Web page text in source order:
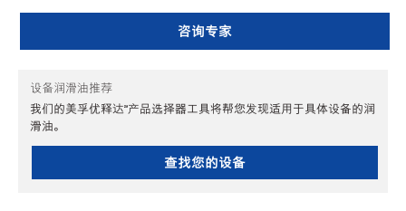
咨询专家
设备润滑油推荐
我们的美孚优释达℠产品选择器工具将帮您发现适用于具体设备的润
滑油。
查找您的设备